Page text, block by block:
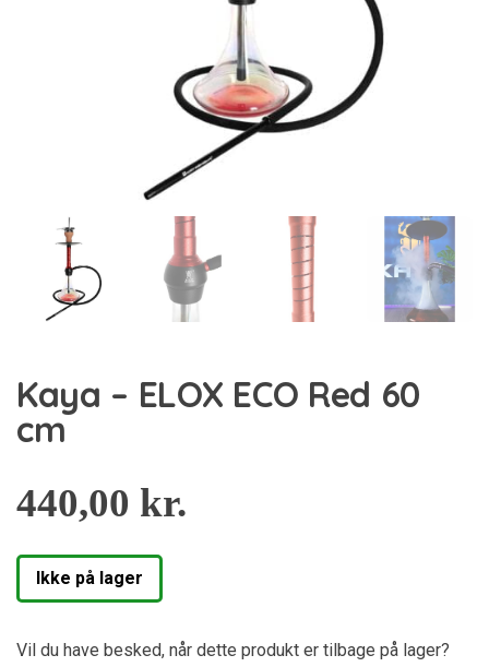
Kaya – ELOX ECO Red 60
cm
440,00 kr.
Ikke på lager
Vil du have besked, når dette produkt er tilbage på lager?